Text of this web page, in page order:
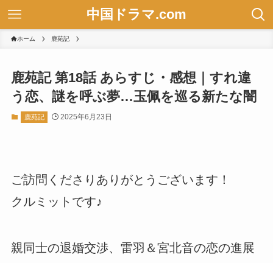
中国ドラマ.com
ホーム 鹿苑記
鹿苑記 第18話 あらすじ・感想｜すれ違
う恋、謎を呼ぶ夢…玉佩を巡る新たな闇
鹿苑記 2025年6月23日
ご訪問くださりありがとうございます！
クルミットです♪
親同士の退婚交渉、雷羽＆宮北音の恋の進展